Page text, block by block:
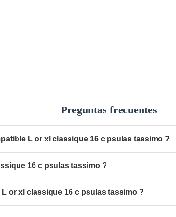
Preguntas frecuentes
L or xl classique 16 c psulas tassimo ?
16 c psulas tassimo ?
or xl classique 16 c psulas tassimo ?